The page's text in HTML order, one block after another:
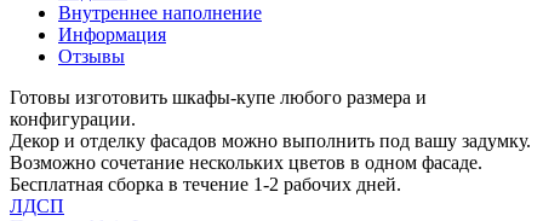
Внутреннее наполнение
Информация
Отзывы
Готовы изготовить шкафы-купе любого размера и
конфигурации.
Декор и отделку фасадов можно выполнить под вашу задумку.
Возможно сочетание нескольких цветов в одном фасаде.
Бесплатная сборка в течение 1-2 рабочих дней.
ЛДСП